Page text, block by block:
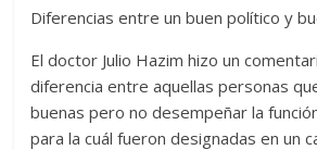
Diferencias entre un buen político y
El doctor Julio Hazim hizo un
diferencia entre aquellas personas
buenas pero no desempeñar la
para la cuál fueron designadas en un